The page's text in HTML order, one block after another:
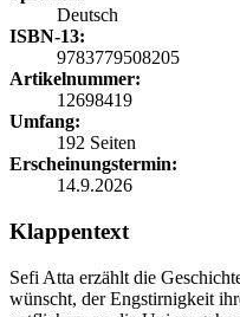
Deutsch
ISBN-13:
9783779508205
Artikelnummer:
12698419
Umfang:
192 Seiten
Erscheinungstermin:
14.9.2026
Klappentext
Sefi Atta erzählt die
wünscht, der Engstirnigkeit